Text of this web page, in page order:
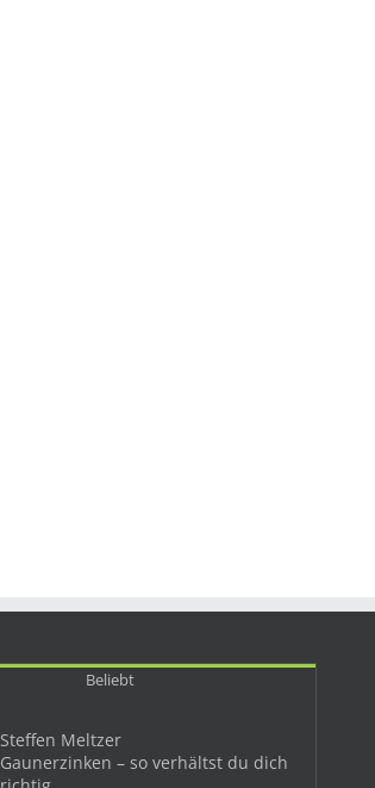
Beliebt
Steffen Meltzer
Gaunerzinken – so verhältst du dich